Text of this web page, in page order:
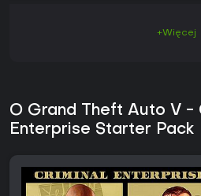
+Więcej
O Grand Theft Auto V -
Enterprise Starter Pack